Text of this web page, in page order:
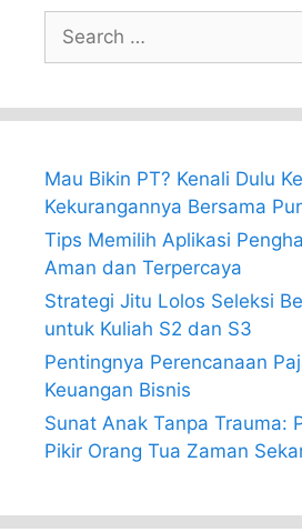
Search
for:
Mau Bikin PT? Kenali Dulu
Kekurangannya Bersama
Tips Memilih Aplikasi
Aman dan Terpercaya
Strategi Jitu Lolos Seleksi
untuk Kuliah S2 dan S3
Pentingnya Perencanaan
Keuangan Bisnis
Sunat Anak Tanpa Trauma:
Pikir Orang Tua Zaman